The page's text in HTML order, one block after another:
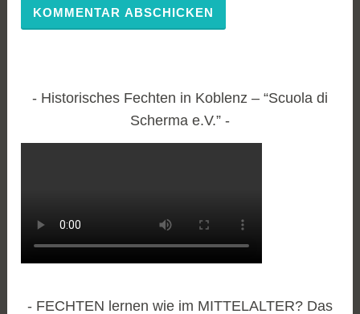
Historisches Fechten in Koblenz – “Scuola di
Scherma e.V.”
FECHTEN lernen wie im MITTELALTER? Das